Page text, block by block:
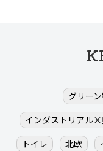
グリー
インダストリアル×
トイレ
北欧